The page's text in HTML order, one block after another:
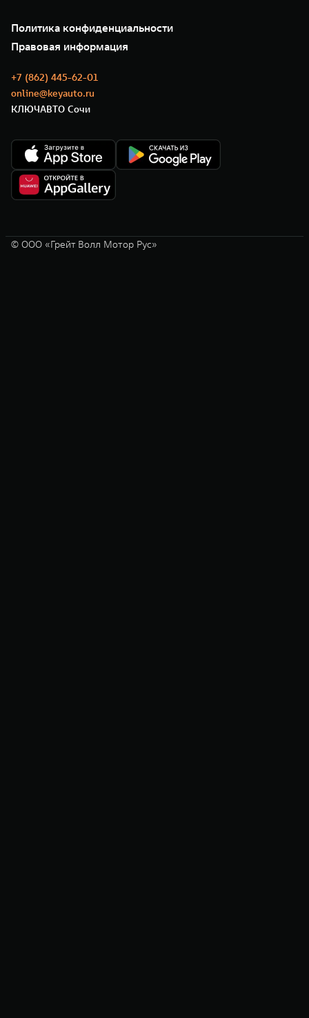
Сервис
Нулевое ТО
Моторные масла
35 лет GWM
GWM ТЕХ ДЕНЬ
Новости
Политика конфиденциальности
Правовая информация
+7 (862) 445-62-01
online@keyauto.ru
КЛЮЧАВТО Сочи
© ООО «Грейт Волл Мотор Рус»